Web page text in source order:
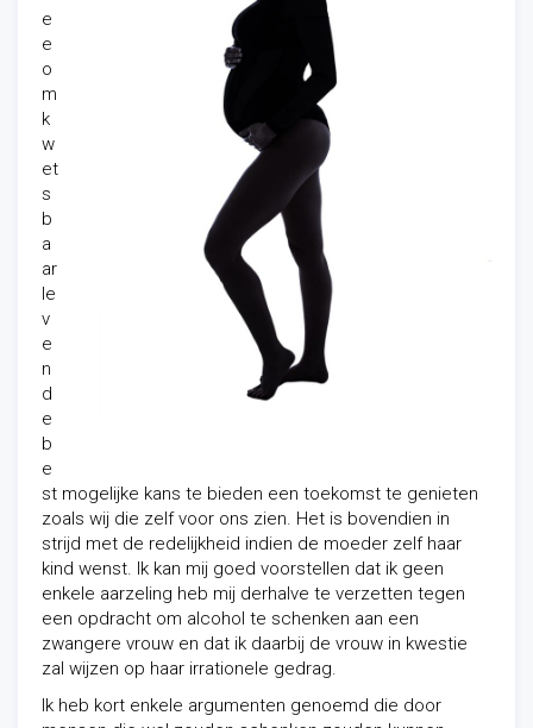
e
e
o
m
k
w
et
s
b
a
ar
le
v
e
n
d
e
b
e
st mogelijke kans te bieden een toekomst te genieten
zoals wij die zelf voor ons zien. Het is bovendien in
strijd met de redelijkheid indien de moeder zelf haar
kind wenst. Ik kan mij goed voorstellen dat ik geen
enkele aarzeling heb mij derhalve te verzetten tegen
een opdracht om alcohol te schenken aan een
zwangere vrouw en dat ik daarbij de vrouw in kwestie
zal wijzen op haar irrationele gedrag.
Ik heb kort enkele argumenten genoemd die door